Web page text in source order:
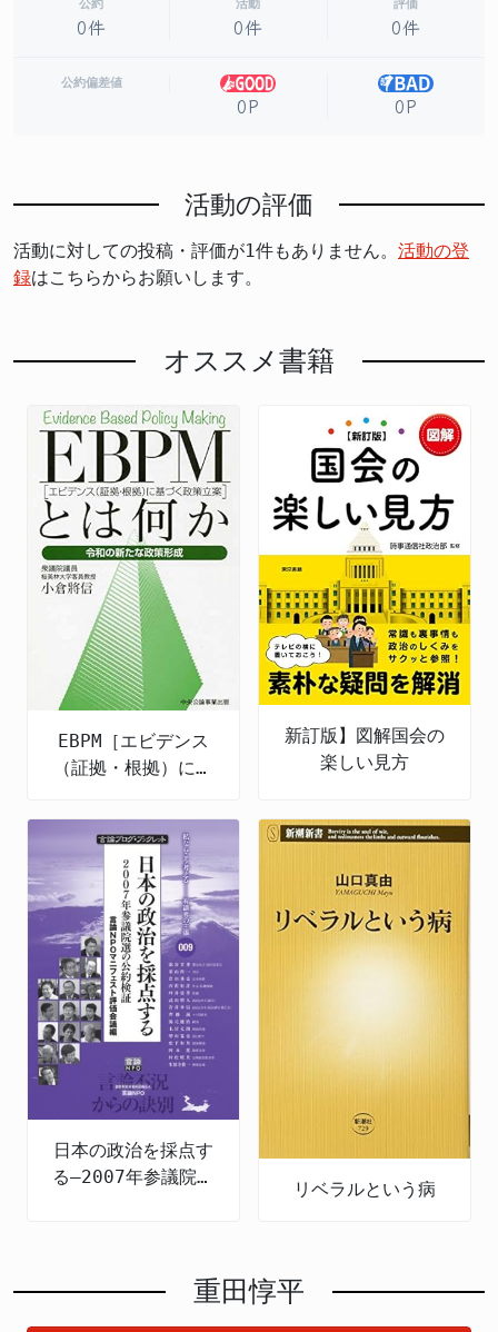
公約
0件
活動
0件
評価
0件
公約偏差値
0P 0P
活動の評価
活動に対しての投稿・評価が1件もありません。 活動の登
録はこちらからお願いします。
オススメ書籍
EBPM［エビデンス
（証拠・根拠）に基
何か 令和の新たな
政策形成
新訂版】図解国会の
楽しい見方
日本の政治を採点す
る―2007年参議院選
リベラルという病
重田惇平